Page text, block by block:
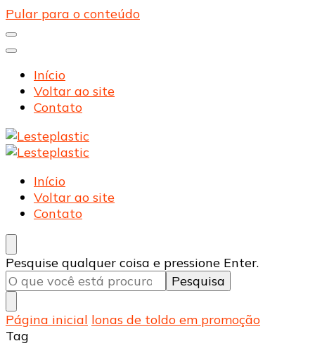
Pular para o conteúdo
Início
Voltar ao site
Contato
Lesteplastic
Blog – Lesteplastic
Lesteplastic
Blog – Lesteplastic
Início
Voltar ao site
Contato
Procurando
algo?
Pesquise qualquer coisa e pressione Enter.
Página inicial lonas de toldo em promoção
Tag